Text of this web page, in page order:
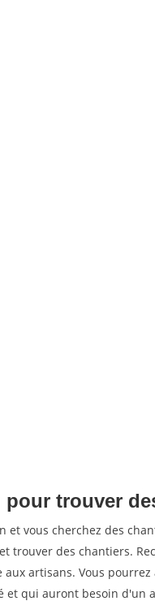
trouver
et vous cherchez des
trouver des chantiers.
aux artisans. Vous
et qui auront besoin d'un